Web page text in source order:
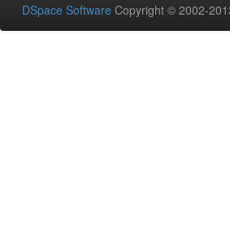
DSpace Software Copyright © 2002-